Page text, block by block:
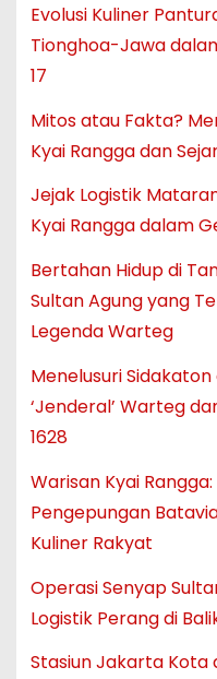
Evolusi Kuliner
Tionghoa-Jawa
17
Mitos atau Fakta?
Kyai Rangga dan
Jejak Logistik
Kyai Rangga dalam
Bertahan Hidup di
Sultan Agung yang
Legenda Warteg
Menelusuri
‘Jenderal’ Warteg
1628
Warisan Kyai
Pengepungan
Kuliner Rakyat
Operasi Senyap
Logistik Perang di
Stasiun Jakarta Kota